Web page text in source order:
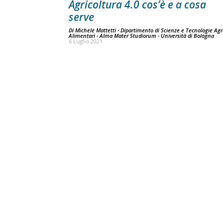
Agricoltura 4.0 cos’è e a cosa
serve
Di Michele Mattetti - Dipartimento di Scienze e Tecnologie
Alimentari - Alma Mater Studiorum - Università di Bologna
6 Luglio 2021